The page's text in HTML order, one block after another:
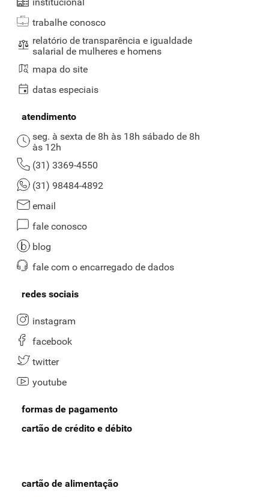
trabalhe conosco
relatório de transparência e igualdade
salarial de mulheres e homens
mapa do site
datas especiais
atendimento
seg. à sexta de 8h às 18h sábado de 8h
às 12h
(31) 3369-4550
(31) 98484-4892
email
fale conosco
blog
fale com o encarregado de dados
redes sociais
instagram
facebook
twitter
youtube
formas de pagamento
cartão de crédito e débito
cartão de alimentação